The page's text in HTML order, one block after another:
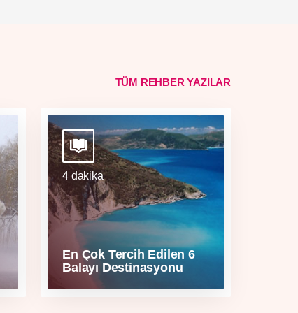
TÜM REHBER YAZILAR
4 dakika
En Çok Tercih Edilen 6
Balayı Destinasyonu